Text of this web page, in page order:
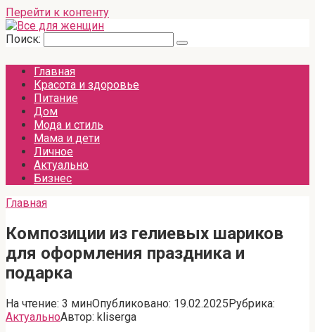
Перейти к контенту
Поиск:
Главная
Красота и здоровье
Питание
Дом
Мода и стиль
Мама и дети
Личное
Актуально
Бизнес
Главная
Композиции из гелиевых шариков
для оформления праздника и
подарка
На чтение: 3 минОпубликовано: 19.02.2025Рубрика:
АктуальноАвтор: kliserga